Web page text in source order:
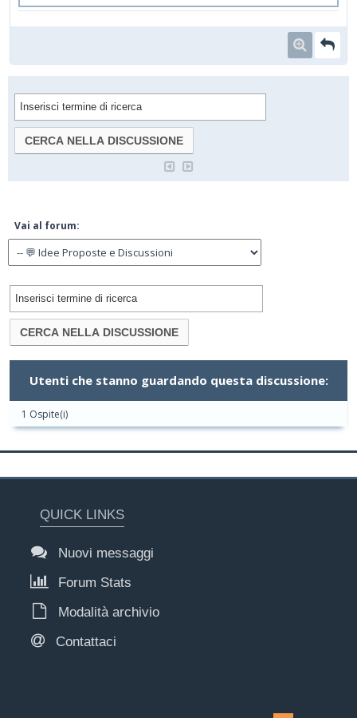
Vai al forum:
Utenti che stanno guardando questa discussione:
1 Ospite(i)
QUICK LINKS
Nuovi messaggi
Forum Stats
Modalità archivio
Contattaci